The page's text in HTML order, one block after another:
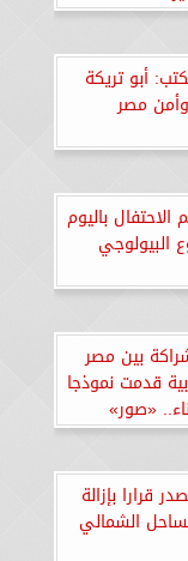
أبو تريكة
وأمن مصر
باليوم
البيولوجي
بين مصر
قدمت نموذجا
«صور»
قرارا بإزالة
الشمالي